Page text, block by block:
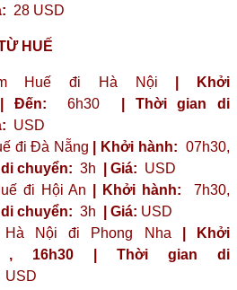
28 USD
HUẾ
Huế đi Hà Nội
| Khởi
Đến: 6h30
| Thời gian di
USD
đi Đà Nẵng
| Khởi hành: 07h30,
chuyển: 3h | Giá: USD
đi Hội An
| Khởi hành: 7h30,
chuyển: 3h | Giá: USD
Nội đi Phong Nha
| Khởi
, 16h30
| Thời gian di
USD